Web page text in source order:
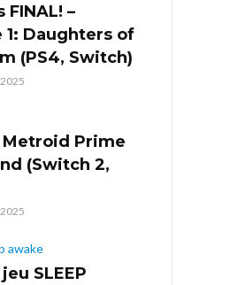
–
1: Daughters of
(PS4, Switch)
Metroid Prime
(Switch 2,
SLEEP